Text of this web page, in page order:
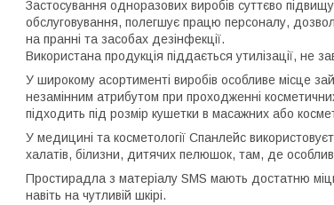
Застосування одноразових виробів суттєво
обслуговування, полегшує працю персоналу,
на пранні та засобах дезінфекції.
Використана продукція піддається утилізації, не
У широкому асортименті виробів особливе місце
незамінним атрибутом при проходженні
підходить під розмір кушетки в масажних або
У медицині та косметології Спанлейс
халатів, білизни, дитячих пелюшок, там, де
Простирадла з матеріалу SMS мають достатню
навіть на чутливій шкірі.